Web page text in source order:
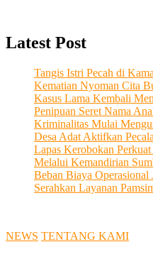
Latest Post
Tangis Istri Pecah di
Kematian Nyoman Cita
Kasus Lama Kembali
Penipuan Seret Nama
Kriminalitas Mulai
Desa Adat Aktifkan
Lapas Kerobokan
Melalui Kemandirian
Beban Biaya Operasional
Serahkan Layanan
NEWS TENTANG KAMI